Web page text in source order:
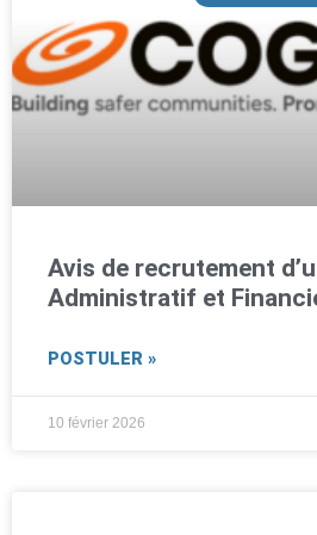
Avis de recrutement
Administratif et
POSTULER »
10 février 2026